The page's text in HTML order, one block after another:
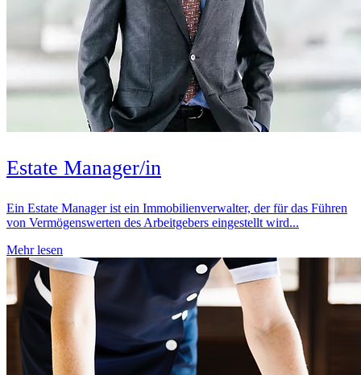
Estate Manager/in
Ein Estate Manager ist ein Immobilienverwalter, der für das Führen
von Vermögenswerten des Arbeitgebers eingestellt wird...
Mehr lesen